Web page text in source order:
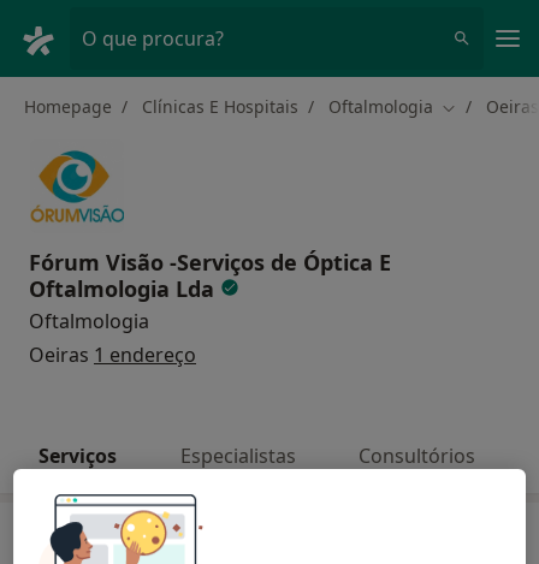
O que procura?
Homepage Clínicas E Hospitais Oftalmologia Mudar de
Oeiras
Fórum Visão -Serviços de Óptica E
Oftalmologia Lda
Oftalmologia
Oeiras 1 endereço
Serviços Especialistas Consultórios
Serviços